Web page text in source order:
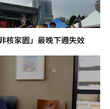
核家園」最晚下週失效